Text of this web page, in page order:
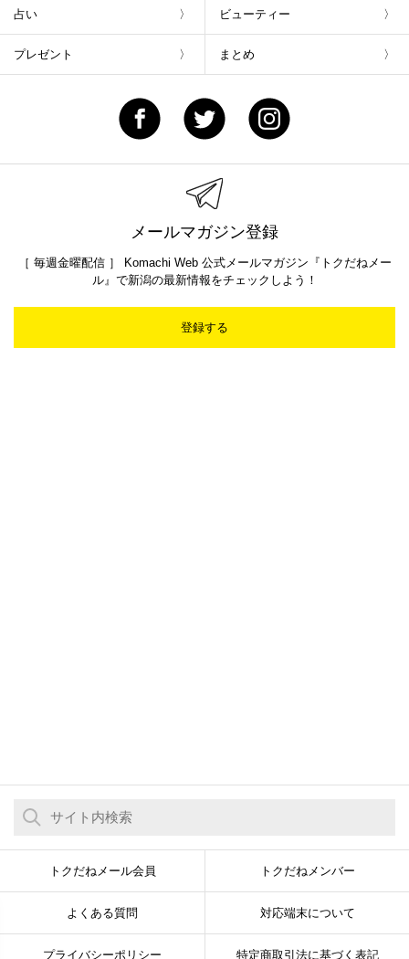
占い ビューティー
プレゼント まとめ
メールマガジン登録
［ 毎週金曜配信 ］ Komachi Web 公式メールマガジン『トクだねメー
ル』で新潟の最新情報をチェックしよう！
登録する
トクだねメール会員 トクだねメンバー
よくある質問 対応端末について
プライバシーポリシー 特定商取引法に基づく表記